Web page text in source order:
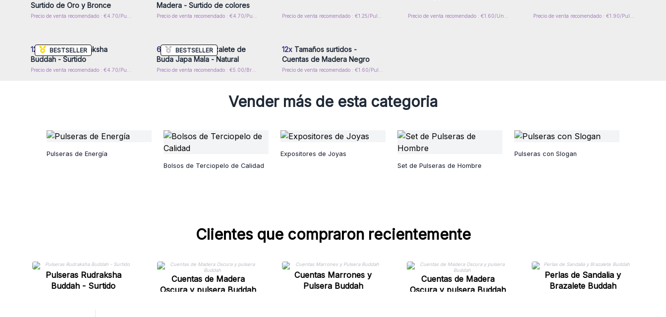
Surtido de Oro y Bronce
Madera - Surtido de colores
BESTSELLER
12xPulseras Rudraksha
Buddah - Surtido
BESTSELLER
6x Rudraksha Brazalete de
Buda Japa Mala - Natural
Precio de venta recomendado : €5.00/Brazalete
12x Tamaños surtidos -
Cuentas de Madera Negro
Vender más de esta categoria
Pulseras de Energía
Bolsos de Terciopelo de Calidad
Expositores de Joyas
Set de Pulseras de Hombre
Pulseras con Slogan
Clientes que compraron recientemente
Pulseras Rudraksha
Buddah - Surtido
Cuentas de Madera
Oscura y pulsera Buddah
Cuentas Marrones y
Pulsera Buddah
Cuentas de Madera
Oscura y pulsera Buddah
Perlas de Sandalia y
Brazalete Buddah